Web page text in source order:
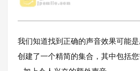
我们知道找到正确的声音效果可能
创建了一个精简的集合，其中包括